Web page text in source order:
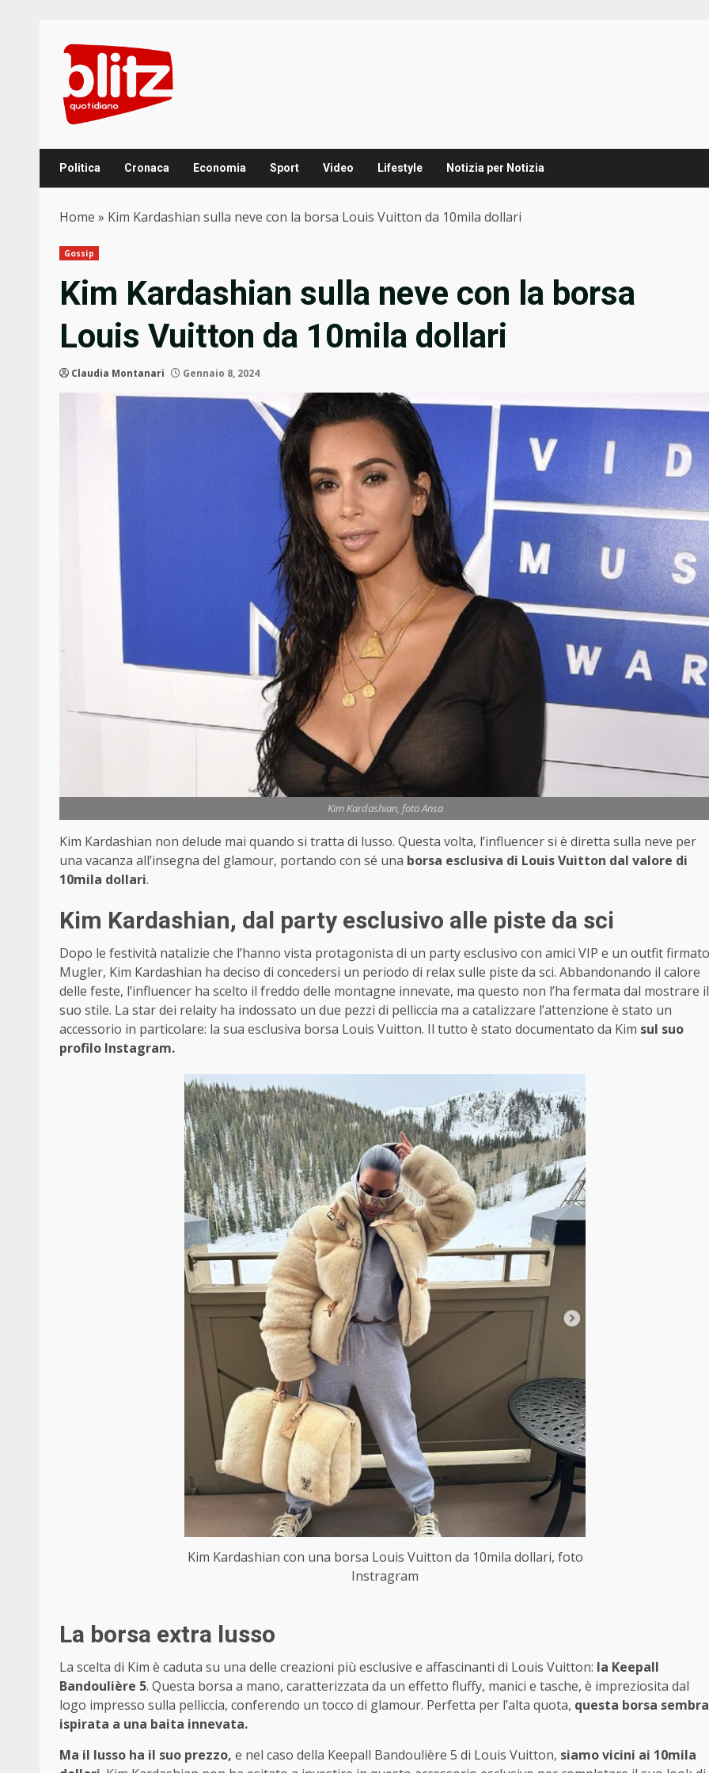
content
Politica Cronaca Economia Sport Video Lifestyle Notizia per Notizia
Home » Kim Kardashian sulla neve con la borsa Louis Vuitton da 10mila dollari
Gossip
Kim Kardashian sulla neve con la borsa
Louis Vuitton da 10mila dollari
Claudia Montanari Gennaio 8, 2024
Kim Kardashian, foto Ansa
Kim Kardashian non delude mai quando si tratta di lusso. Questa volta, l’influencer si è diretta sulla neve per
una vacanza all’insegna del glamour, portando con sé una borsa esclusiva di Louis Vuitton dal valore di
10mila dollari.
Kim Kardashian, dal party esclusivo alle piste da sci
Dopo le festività natalizie che l’hanno vista protagonista di un party esclusivo con amici VIP e un outfit firmato
Mugler, Kim Kardashian ha deciso di concedersi un periodo di relax sulle piste da sci. Abbandonando il calore
delle feste, l’influencer ha scelto il freddo delle montagne innevate, ma questo non l’ha fermata dal mostrare il
suo stile. La star dei relaity ha indossato un due pezzi di pelliccia ma a catalizzare l’attenzione è stato un
accessorio in particolare: la sua esclusiva borsa Louis Vuitton. Il tutto è stato documentato da Kim sul suo
profilo Instagram.
Kim Kardashian con una borsa Louis Vuitton da 10mila dollari, foto
Instragram
La borsa extra lusso
La scelta di Kim è caduta su una delle creazioni più esclusive e affascinanti di Louis Vuitton: la Keepall
Bandoulière 5. Questa borsa a mano, caratterizzata da un effetto fluffy, manici e tasche, è impreziosita dal
logo impresso sulla pelliccia, conferendo un tocco di glamour. Perfetta per l’alta quota, questa borsa sembra
ispirata a una baita innevata.
Ma il lusso ha il suo prezzo, e nel caso della Keepall Bandoulière 5 di Louis Vuitton, siamo vicini ai 10mila